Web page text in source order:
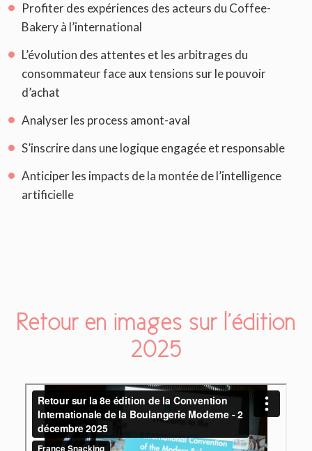
Profiter des expériences des acteurs du Coffee-
Bakery à l’international
L’évolution des attentes et les arbitrages du
consommateur face aux tensions sur le pouvoir
d’achat
Analyser les process amont-aval
S’inscrire dans une logique engagée et responsable
Anticiper les impacts de la montée de l’intelligence
artificielle
Retour en images sur l’édition
2025